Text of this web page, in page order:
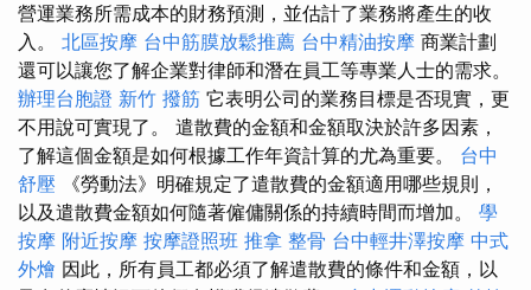
營運業務所需成本的財務預測，並估計了業務將產生的收
入。 北區按摩 台中筋膜放鬆推薦 台中精油按摩 商業計劃
還可以讓您了解企業對律師和潛在員工等專業人士的需求。
辦理台胞證 新竹 撥筋 它表明公司的業務目標是否現實，更
不用說可實現了。 遣散費的金額和金額取決於許多因素，
了解這個金額是如何根據工作年資計算的尤為重要。 台中
舒壓 《勞動法》明確規定了遣散費的金額適用哪些規則，
以及遣散費金額如何隨著僱傭關係的持續時間而增加。 學
按摩 附近按摩 按摩證照班 推拿 整骨 台中輕井澤按摩 中式
外燴 因此，所有員工都必須了解遣散費的條件和金額，以